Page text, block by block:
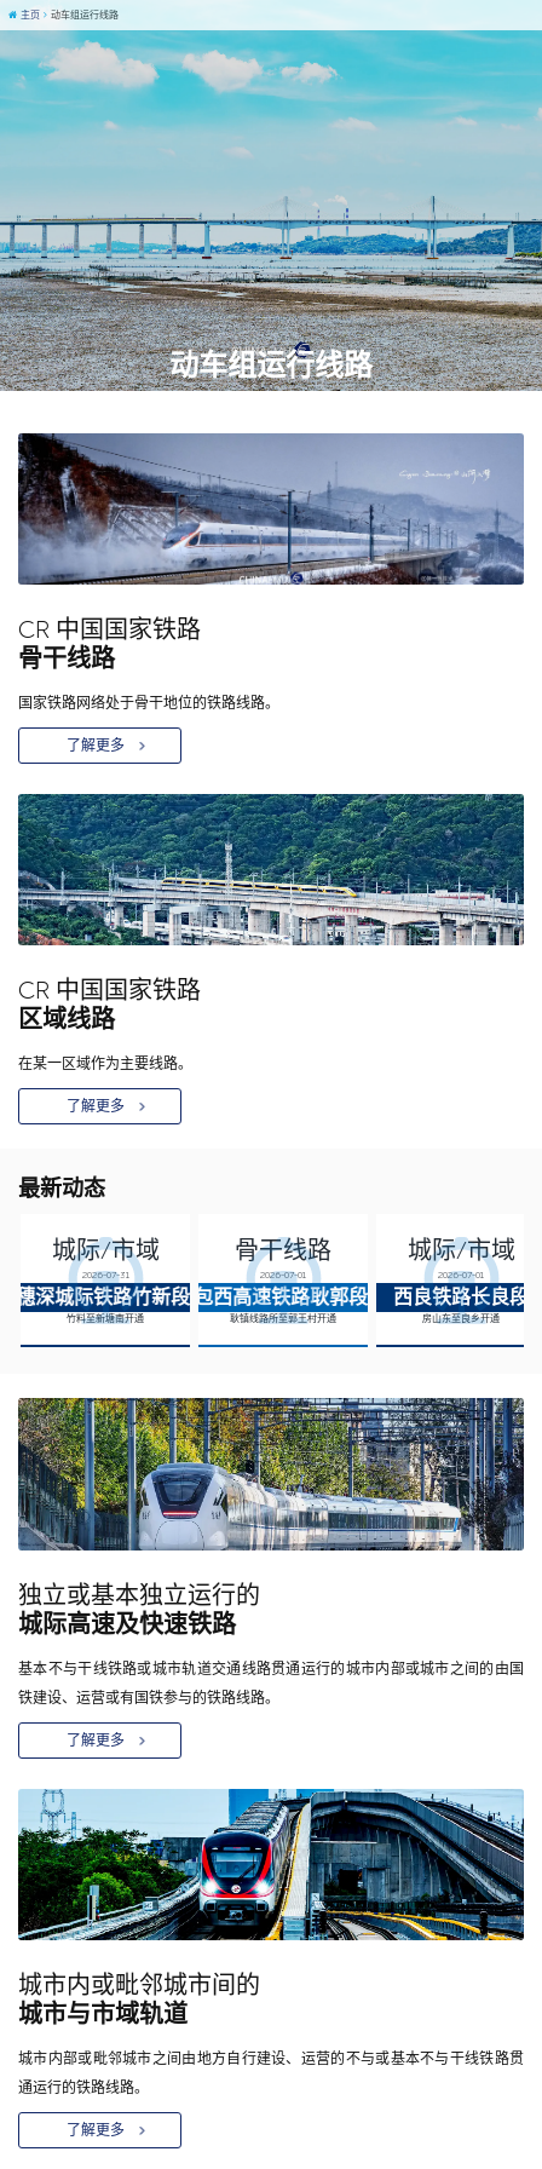
动车组运行线路
主页 动车组运行线路
CR 中国国家铁路
骨干线路
国家铁路网络处于骨干地位的铁路线路。
了解更多
CR 中国国家铁路
区域线路
在某一区域作为主要线路。
了解更多
最新动态
城际/市域
2026-07-31
穗深城际铁路竹新段
竹料至新塘南开通
骨干线路
2026-07-01
包西高速铁路耿郭段
耿镇线路所至郭王村开通
城际/市域
2026-07-01
西良铁路长良段
房山东至良乡开通
独立或基本独立运行的
城际高速及快速铁路
基本不与干线铁路或城市轨道交通线路贯通运行的城市内部或城市之间的由国
铁建设、运营或有国铁参与的铁路线路。
了解更多
城市内或毗邻城市间的
城市与市域轨道
城市内部或毗邻城市之间由地方自行建设、运营的不与或基本不与干线铁路贯
通运行的铁路线路。
了解更多